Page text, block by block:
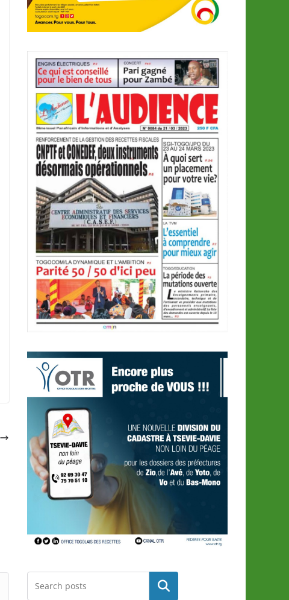
Rechercher